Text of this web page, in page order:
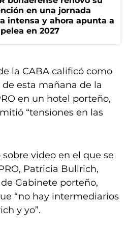
en una jornada
intensa y ahora apunta a
en 2027
la CABA calificó como
esta mañana de la
en un hotel porteño,
“tensiones en las
video en el que se
Patricia Bullrich,
Gabinete porteño,
“no hay intermediarios
y yo”.